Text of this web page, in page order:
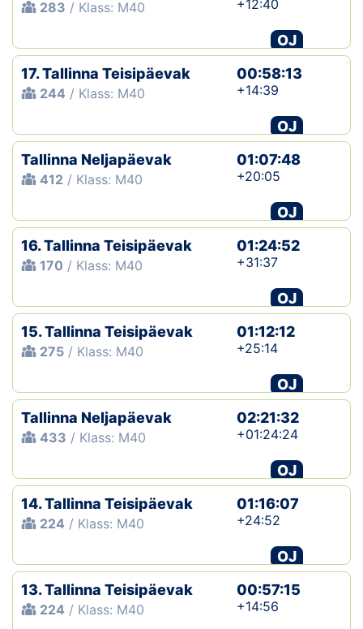
283 / Klass: M40 +12:40
OJ
17. Tallinna Teisipäevak
244 / Klass: M40
00:58:13
+14:39
OJ
Tallinna Neljapäevak
412 / Klass: M40
01:07:48
+20:05
OJ
16. Tallinna Teisipäevak
170 / Klass: M40
01:24:52
+31:37
OJ
15. Tallinna Teisipäevak
275 / Klass: M40
01:12:12
+25:14
OJ
Tallinna Neljapäevak
433 / Klass: M40
02:21:32
+01:24:24
OJ
14. Tallinna Teisipäevak
224 / Klass: M40
01:16:07
+24:52
OJ
13. Tallinna Teisipäevak
224 / Klass: M40
00:57:15
+14:56